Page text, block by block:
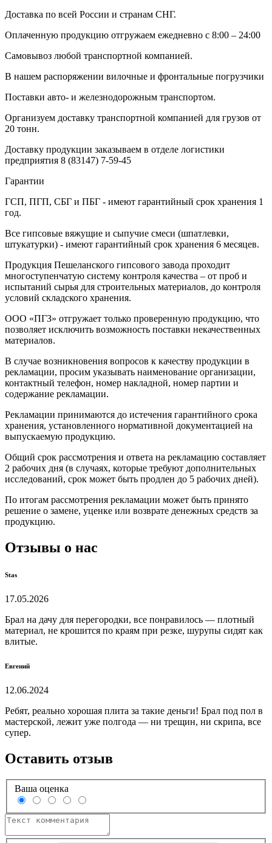
Доставка по всей России и странам СНГ.
Оплаченную продукцию отгружаем ежедневно с 8:00 – 24:00
Самовывоз любой транспортной компанией.
В нашем распоряжении вилочные и фронтальные погрузчики
Поставки авто- и железнодорожным транспортом.
Организуем доставку транспортной компанией для грузов от
20 тонн.
Доставку продукции заказываем в отделе логистики
предприятия 8 (83147) 7-59-45
Гарантии
ГСП, ПГП, СБГ и ПБГ - имеют гарантийный срок хранения 1
год.
Все гипсовые вяжущие и сыпучие смеси (шпатлевки,
штукатурки) - имеют гарантийный срок хранения 6 месяцев.
Продукция Пешеланского гипсового завода проходит
многоступенчатую систему контроля качества – от проб и
испытаний сырья для строительных материалов, до контроля
условий складского хранения.
ООО «ПГЗ» отгружает только проверенную продукцию, что
позволяет исключить возможность поставки некачественных
материалов.
В случае возникновения вопросов к качеству продукции в
рекламации, просим указывать наименование организации,
контактный телефон, номер накладной, номер партии и
содержание рекламации.
Рекламации принимаются до истечения гарантийного срока
хранения, установленного нормативной документацией на
выпускаемую продукцию.
Общий срок рассмотрения и ответа на рекламацию составляет
2 рабочих дня (в случаях, которые требуют дополнительных
исследований, срок может быть продлен до 5 рабочих дней).
По итогам рассмотрения рекламации может быть принято
решение о замене, уценке или возврате денежных средств за
продукцию.
Отзывы о нас
Stas
17.05.2026
Брал на дачу для перегородки, все понравилось — плотный
материал, не крошится по краям при резке, шурупы сидят как
влитые.
Евгений
12.06.2024
Ребят, реально хорошая плита за такие деньги! Брал под пол в
мастерской, лежит уже полгода — ни трещин, ни скрипа, все
супер.
Оставить отзыв
Ваша оценка